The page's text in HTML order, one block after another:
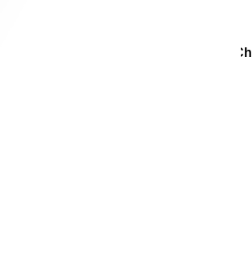
Linked In Love Altın Kaplama Kalp